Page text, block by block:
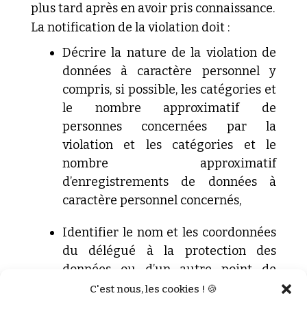
C'est nous, les cookies ! 🍪
plus tard après en avoir pris connaissance.
La notification de la violation doit :
Décrirela nature de la violation de
données à caractère personnel y
compris, si possible, les catégories et
le nombre approximatif de
personnes concernées par la
violation et les catégories et le
nombre approximatif
d’enregistrements de données à
caractère personnel concernés,
Identifier le nom et les coordonnées
du délégué à la protection des
données ou d’un autre point de
contact auprès duquel des